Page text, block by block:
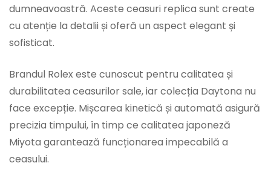
dumneavoastră. Aceste ceasuri replica sunt create
cu atenție la detalii și oferă un aspect elegant și
sofisticat.
Brandul Rolex este cunoscut pentru calitatea și
durabilitatea ceasurilor sale, iar colecția Daytona nu
face excepție. Mișcarea kinetică și automată asigură
precizia timpului, în timp ce calitatea japoneză
Miyota garantează funcționarea impecabilă a
ceasului.